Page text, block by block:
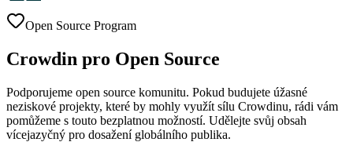
Open Source Program
Crowdin pro Open Source
Podporujeme open source komunitu. Pokud budujete úžasné
neziskové projekty, které by mohly využít sílu Crowdinu, rádi vám
pomůžeme s touto bezplatnou možností. Udělejte svůj obsah
vícejazyčný pro dosažení globálního publika.